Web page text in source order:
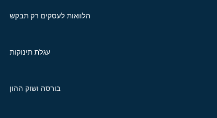
הלוואות לעסקים רק תבקש
עגלת תינוקות
בורסה ושוק ההון